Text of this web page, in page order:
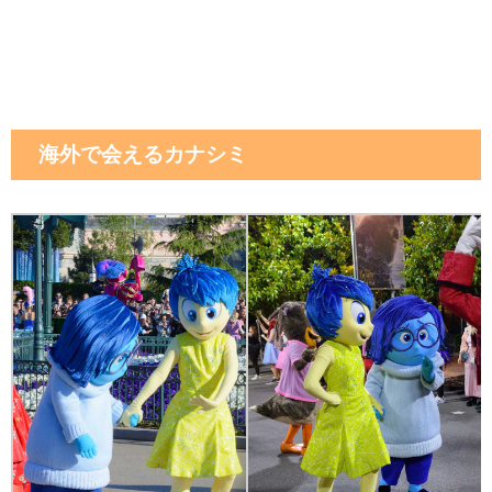
海外で会えるカナシミ